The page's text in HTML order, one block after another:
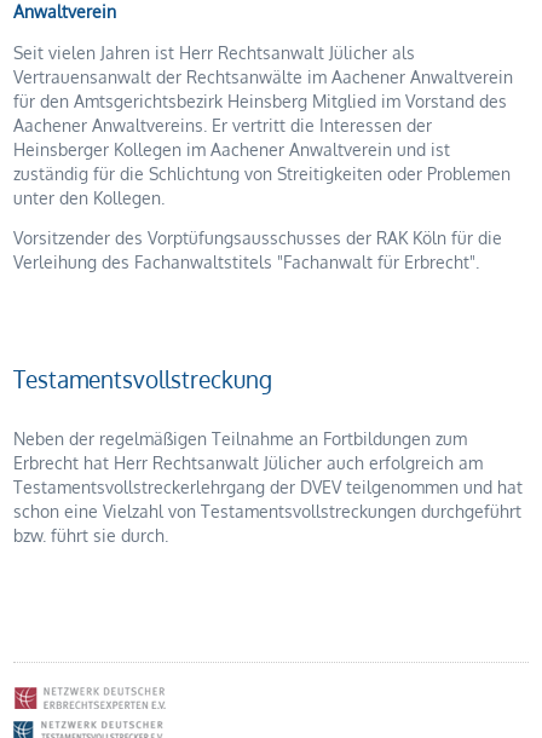
Anwaltverein
Seit vielen Jahren ist Herr Rechtsanwalt Jülicher als
Vertrauensanwalt der Rechtsanwälte im Aachener Anwaltverein
für den Amtsgerichtsbezirk Heinsberg Mitglied im Vorstand des
Aachener Anwaltvereins. Er vertritt die Interessen der
Heinsberger Kollegen im Aachener Anwaltverein und ist
zuständig für die Schlichtung von Streitigkeiten oder Problemen
unter den Kollegen.
Vorsitzender des Vorptüfungsausschusses der RAK Köln für die
Verleihung des Fachanwaltstitels "Fachanwalt für Erbrecht".
Testamentsvollstreckung
Neben der regelmäßigen Teilnahme an Fortbildungen zum
Erbrecht hat Herr Rechtsanwalt Jülicher auch erfolgreich am
Testamentsvollstreckerlehrgang der DVEV teilgenommen und hat
schon eine Vielzahl von Testamentsvollstreckungen durchgeführt
bzw. führt sie durch.